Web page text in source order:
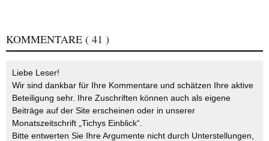
KOMMENTARE ( 41 )
Liebe Leser!
Wir sind dankbar für Ihre Kommentare und schätzen Ihre aktive
Beteiligung sehr. Ihre Zuschriften können auch als eigene
Beiträge auf der Site erscheinen oder in unserer
Monatszeitschrift „Tichys Einblick“.
Bitte entwerten Sie Ihre Argumente nicht durch Unterstellungen,